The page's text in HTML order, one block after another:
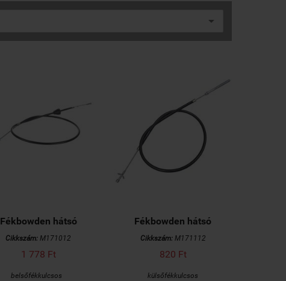
Fékbowden hátsó
Cikkszám: M171012
1 778 Ft
belsőfékkulcsos
Fékbowden hátsó
Cikkszám:M171112
820 Ft
külsőfékkulcsos